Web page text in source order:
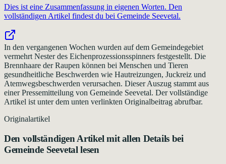
Dies ist eine Zusammenfassung in eigenen Worten. Den
vollständigen Artikel findest du bei Gemeinde Seevetal.
In den vergangenen Wochen wurden auf dem Gemeindegebiet
vermehrt Nester des Eichenprozessionsspinners festgestellt. Die
Brennhaare der Raupen können bei Menschen und Tieren
gesundheitliche Beschwerden wie Hautreizungen, Juckreiz und
Atemwegsbeschwerden verursachen. Dieser Auszug stammt aus
einer Pressemitteilung von Gemeinde Seevetal. Der vollständige
Artikel ist unter dem unten verlinkten Originalbeitrag abrufbar.
Originalartikel
Den vollständigen Artikel mit allen Details bei
Gemeinde Seevetal lesen